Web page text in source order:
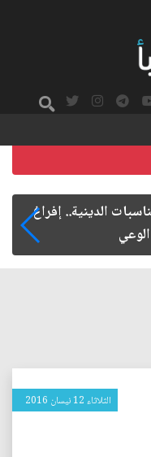
المجتمعية إلى المواطنة
الثلاثاء 12 نيسان 2016